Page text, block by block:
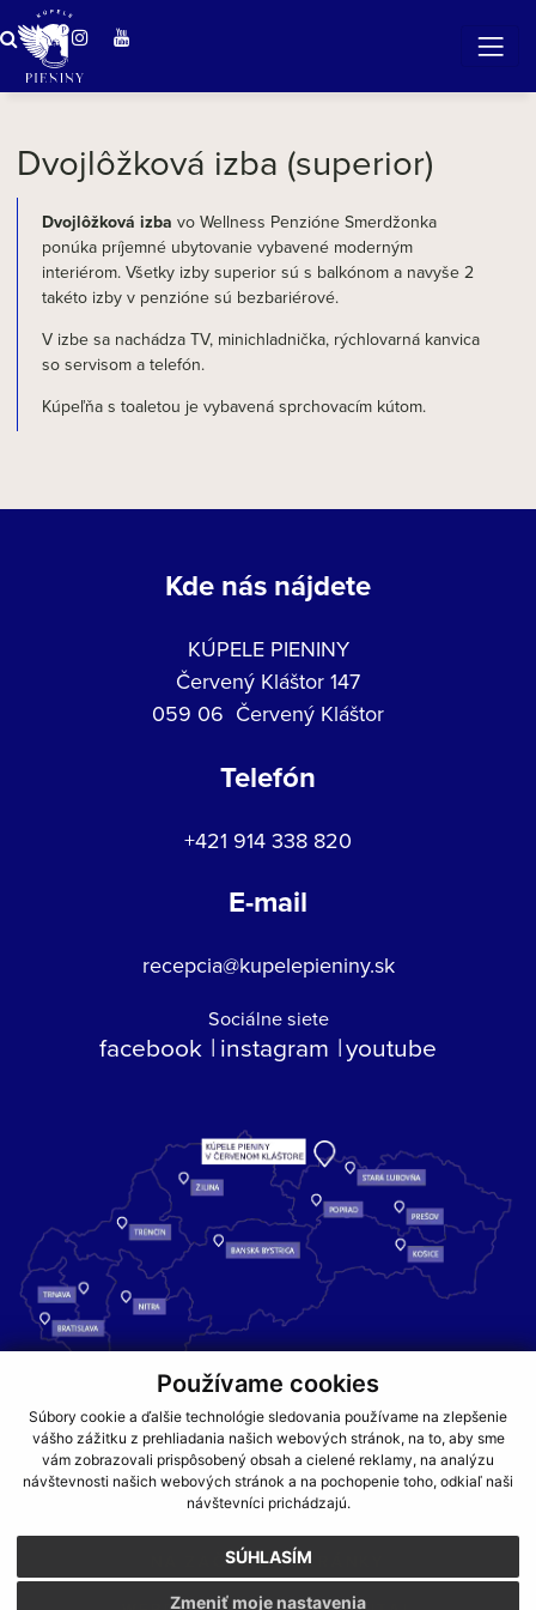
Používame cookies
Súbory cookie a ďalšie technológie sledovania používame na zlepšenie
vášho zážitku z prehliadania našich webových stránok, na to, aby sme
vám zobrazovali prispôsobený obsah a cielené reklamy, na analýzu
návštevnosti našich webových stránok a na pochopenie toho, odkiaľ naši
návštevníci prichádzajú.
SÚHLASÍM
Zmeniť moje nastavenia
Zázračná voda v Pieninách
Dvojlôžková izba (superior)
Dvojlôžková izba vo Wellness Penzióne Smerdžonka
ponúka príjemné ubytovanie vybavené moderným
interiérom. Všetky izby superior sú s balkónom a navyše 2
takéto izby v penzióne sú bezbariérové.
V izbe sa nachádza TV, minichladnička, rýchlovarná kanvica
so servisom a telefón.
Kúpeľňa s toaletou je vybavená sprchovacím kútom.
Kde nás nájdete
KÚPELE PIENINY
Červený Kláštor 147
059 06 Červený Kláštor
Telefón
+421 914 338 820
E-mail
recepcia@kupelepieniny.sk
Sociálne siete
facebook instagram youtube
Kúpele Pieniny – miesto, kde sa príroda stretáva s liečivou silou
vody a oddychom pre telo aj dušu.
GDPR COOKIES PARTNERI
JEDÁLNY LÍSTOK
CENNÍKY
NA ZAČIATOK STRÁNKY